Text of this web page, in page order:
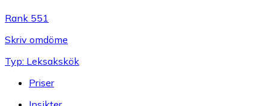
Rank 551
Skriv omdöme
Typ: Leksakskök
Priser